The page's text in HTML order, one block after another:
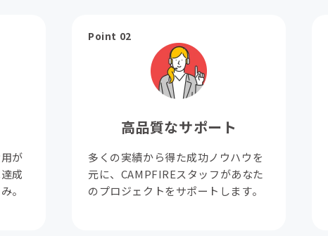
が
成
。
Point 02
高品質なサポート
多くの実績から得た成功ノウハウを
元に、CAMPFIREスタッフがあなた
のプロジェクトをサポートします。